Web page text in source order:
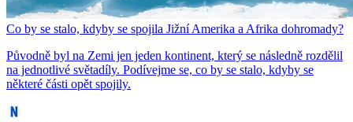
Co by se stalo, kdyby se spojila Jižní Amerika a Afrika dohromady?
Původně byl na Zemi jen jeden kontinent, který se následně rozdělil
na jednotlivé světadíly. Podívejme se, co by se stalo, kdyby se
některé části opět spojily.